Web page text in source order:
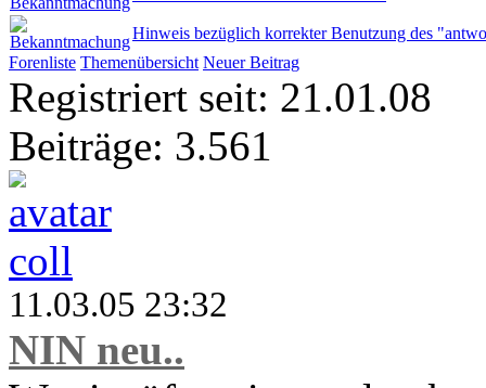
Hinweis bezüglich korrekter Benutzung des
Forenliste Themenübersicht Neuer Beitrag
Registriert seit: 21.01.08
Beiträge: 3.561
coll
11.03.05 23:32
NIN neu..